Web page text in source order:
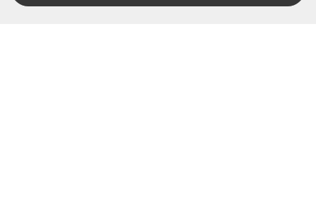
LBD © 2024 - Toate drepturile rezervate